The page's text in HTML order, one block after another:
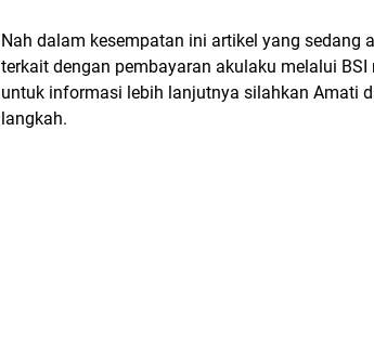
Nah dalam kesempatan ini artikel yang sedang
terkait dengan pembayaran akulaku melalui
untuk informasi lebih lanjutnya silahkan Amati
langkah.